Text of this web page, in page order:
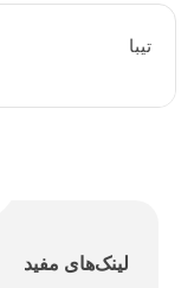
تيبا
لینک‌های مفید